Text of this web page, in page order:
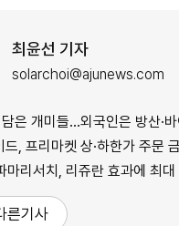
최윤선 기자
solarchoi@ajunews.com
은 개미들…외국인은 방산·바
, 프리마켓 상·하한가 주문 금지…"
리서치, 리쥬란 효과에 최대 실적
른기사